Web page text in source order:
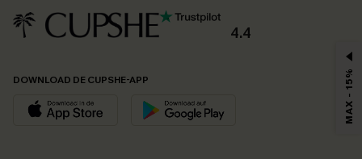
4.4
DOWNLOAD DE CUPSHE-APP MAX - 15%